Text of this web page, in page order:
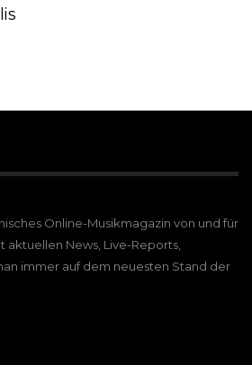
Online-Musikmagazin von und für
aktuellen News, Live-Reports,
immer auf dem neuesten Stand der